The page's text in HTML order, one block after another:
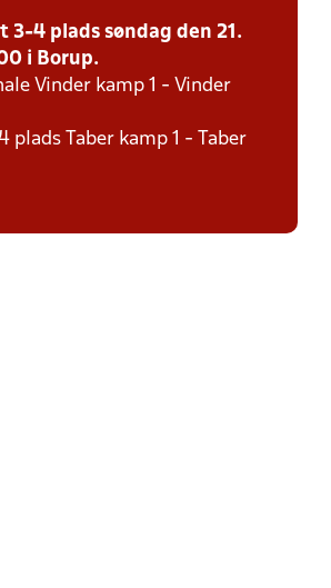
3-4 plads søndag den 21.
i Borup.
Vinder kamp 1 - Vinder
plads Taber kamp 1 - Taber